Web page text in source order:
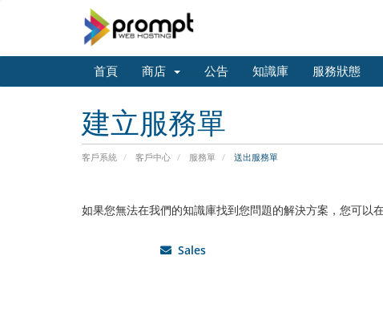
首頁 商店 公告 知識庫 服務狀態
建立服務單
客戶系統 客戶中心 服務單 送出服務單
如果您無法在我們的知識庫找到您問題的解決方案，您可以
Sales